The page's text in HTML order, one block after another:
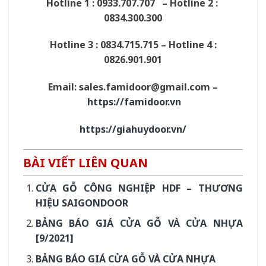
Hotline 1 : 0933.707.707 – Hotline 2 :
0834.300.300
Hotline 3 : 0834.715.715 – Hotline 4 :
0826.901.901
Email:sales.famidoor@gmail.com –
https://famidoor.vn
https://giahuydoor.vn/
BÀI VIẾT LIÊN QUAN
CỬA GỖ CÔNG NGHIỆP HDF – THƯƠNG
HIỆU SAIGONDOOR
BẢNG BÁO GIÁ CỬA GỖ VÀ CỬA NHỰA
[9/2021]
BẢNG BÁO GIÁ CỬA GỖ VÀ CỬA NHỰA